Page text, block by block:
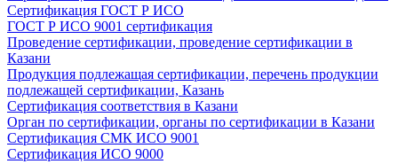
Сертификация ГОСТ Р ИСО
ГОСТ Р ИСО 9001 сертификация
Проведение сертификации, проведение сертификации в
Казани
Продукция подлежащая сертификации, перечень продукции
подлежащей сертификации, Казань
Сертификация соответствия в Казани
Орган по сертификации, органы по сертификации в Казани
Сертификация СМК ИСО 9001
Сертификация ИСО 9000